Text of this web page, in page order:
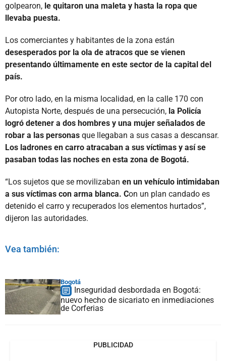
golpearon, le quitaron una maleta y hasta la ropa que
llevaba puesta.
Los comerciantes y habitantes de la zona están
desesperados por la ola de atracos que se vienen
presentando últimamente en este sector de la capital del
país.
Por otro lado, en la misma localidad, en la calle 170 con
Autopista Norte, después de una persecución, la Policía
logró detener a dos hombres y una mujer señalados de
robar a las personas que llegaban a sus casas a descansar.
Los ladrones en carro atracaban a sus víctimas y así se
pasaban todas las noches en esta zona de Bogotá.
“Los sujetos que se movilizaban en un vehículo intimidaban
a sus víctimas con arma blanca. Con un plan candado es
detenido el carro y recuperados los elementos hurtados”,
dijeron las autoridades.
Vea también:
Bogotá
Inseguridad desbordada en Bogotá:
nuevo hecho de sicariato en inmediaciones
de Corferias
PUBLICIDAD